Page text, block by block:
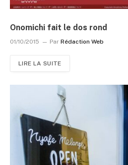
Onomichi fait le dos rond
01/10/2015 Par Rédaction Web
LIRE LA SUITE